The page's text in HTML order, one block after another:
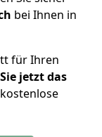
bei Ihnen in
für Ihren
jetzt das